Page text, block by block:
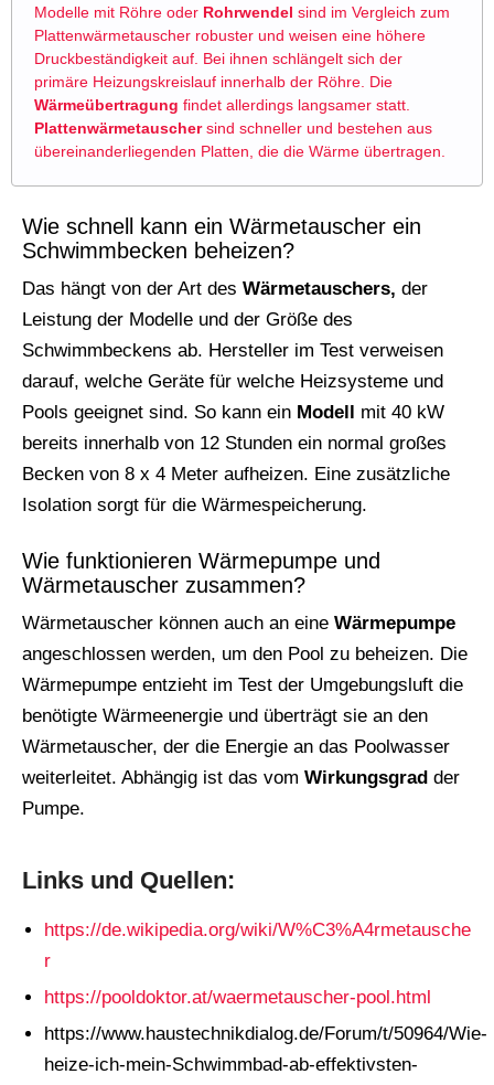
Modelle mit Röhre oder Rohrwendel sind im Vergleich zum
Plattenwärmetauscher robuster und weisen eine höhere
Druckbeständigkeit auf. Bei ihnen schlängelt sich der
primäre Heizungskreislauf innerhalb der Röhre. Die
Wärmeübertragung findet allerdings langsamer statt.
Plattenwärmetauschersind schneller und bestehen aus
übereinanderliegenden Platten, die die Wärme übertragen.
Wie schnell kann ein Wärmetauscher ein
Schwimmbecken beheizen?
Das hängt von der Art des Wärmetauschers, der
Leistung der Modelle und der Größe des
Schwimmbeckens ab. Hersteller im Test verweisen
darauf, welche Geräte für welche Heizsysteme und
Pools geeignet sind. So kann ein Modell mit 40 kW
bereits innerhalb von 12 Stunden ein normal großes
Becken von 8 x 4 Meter aufheizen. Eine zusätzliche
Isolation sorgt für die Wärmespeicherung.
Wie funktionieren Wärmepumpe und
Wärmetauscher zusammen?
Wärmetauscher können auch an eine Wärmepumpe
angeschlossen werden, um den Pool zu beheizen. Die
Wärmepumpe entzieht im Test der Umgebungsluft die
benötigte Wärmeenergie und überträgt sie an den
Wärmetauscher, der die Energie an das Poolwasser
weiterleitet. Abhängig ist das vom Wirkungsgrad der
Pumpe.
Links und Quellen:
https://de.wikipedia.org/wiki/W%C3%A4rmetausche
r
https://pooldoktor.at/waermetauscher-pool.html
https://www.haustechnikdialog.de/Forum/t/50964/Wie-
heize-ich-mein-Schwimmbad-ab-effektivsten-